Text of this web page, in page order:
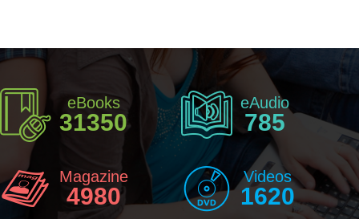
eBooks
31350
eAudio
785
Magazine
4980
Videos
1620